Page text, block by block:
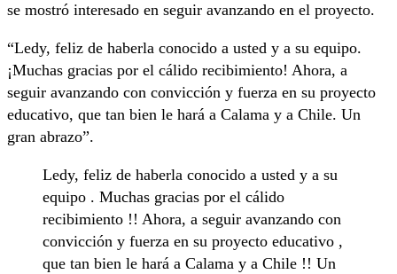
se mostró interesado en seguir avanzando en el proyecto.
“Ledy, feliz de haberla conocido a usted y a su equipo.
¡Muchas gracias por el cálido recibimiento! Ahora, a
seguir avanzando con convicción y fuerza en su proyecto
educativo, que tan bien le hará a Calama y a Chile. Un
gran abrazo”.
Ledy, feliz de haberla conocido a usted y a su
equipo . Muchas gracias por el cálido
recibimiento !! Ahora, a seguir avanzando con
convicción y fuerza en su proyecto educativo ,
que tan bien le hará a Calama y a Chile !! Un